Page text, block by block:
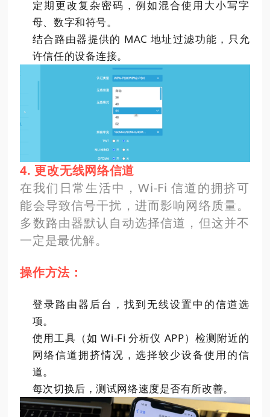
定期更改复杂密码，例如混合使用大小写字
母、数字和符号。
结合路由器提供的 MAC 地址过滤功能，只允
许信任的设备连接。
4. 更改无线网络信道
在我们日常生活中，Wi-Fi 信道的拥挤可
能会导致信号干扰，进而影响网络质量。
多数路由器默认自动选择信道，但这并不
一定是最优解。
操作方法：
登录路由器后台，找到无线设置中的信道选
项。
使用工具（如 Wi-Fi 分析仪 APP）检测附近的
网络信道拥挤情况，选择较少设备使用的信
道。
每次切换后，测试网络速度是否有所改善。